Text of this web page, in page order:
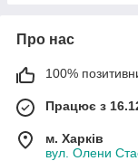
Про нас
100%
Працює з
м. Харків
вул. Олени